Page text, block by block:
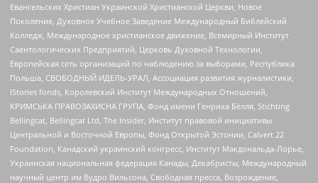
Евангельских Христиан Украинской Христианской Церкви, Новое
Поколение, Духовное Учебное Заведение Международный Библейский
Колледж, Международное христианское движение, Всемирный Институт
Саентологических Предприятий, Церковь Духовной Технологии,
Европейская сеть организаций по наблюдению за выборами, Республика
Польша, СВОБОДНЫЙ ИДЕЛЬ-УРАЛ, Ассоциация развития журналистики,
IStories fonds, Королевский Институт Международных Отношений,
КРИМСЬКА ПРАВОЗАХИСНА ГРУПА, Фонд имени Генриха Бёлля, Stichting
Bellingcat, Bellingcat Ltd, The Insider, Институт правовой инициативы
Центральной и Восточной Европы, Фонд Открытой Эстонии, Calvert 22
Foundation, Канадский украинский конгресс, Институт Макдональда-Лорье,
Украинская национальная федерация Канады, Декабристы, Международный
научный центр им Вудро Вильсона, Свободная пресса, Возрождение,